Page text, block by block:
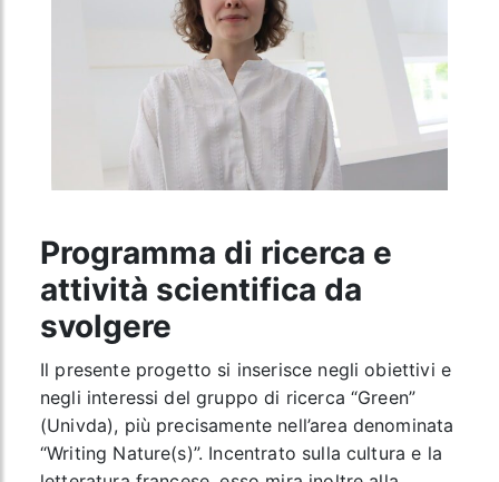
Programma di ricerca e
attività scientifica da
svolgere
Il presente progetto si inserisce negli obiettivi e
negli interessi del gruppo di ricerca “Green”
(Univda), più precisamente nell’area denominata
“Writing Nature(s)”. Incentrato sulla cultura e la